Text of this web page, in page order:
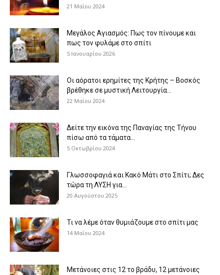
21 Μαΐου 2024
Μεγάλος Αγιασμός: Πως τον πίνουμε και
πως τον φυλάμε στο σπίτι
5 Ιανουαρίου 2026
Οι αόρατοι ερημίτες της Κρήτης – Βοσκός
βρέθηκε σε μυστική Λειτουργία...
22 Μαΐου 2024
Δείτε την εικόνα της Παναγίας της Τήνου
πίσω από τα τάματα...
5 Οκτωβρίου 2024
Γλωσσοφαγιά και Κακό Μάτι στο Σπίτι; Δες
τώρα τη ΛΥΣΗ για...
20 Αυγούστου 2025
Τι να λέμε όταν θυμιάζουμε στο σπίτι μας
14 Μαΐου 2024
Μετάνοιες στις 12 το βράδυ, 12 μετάνοιες